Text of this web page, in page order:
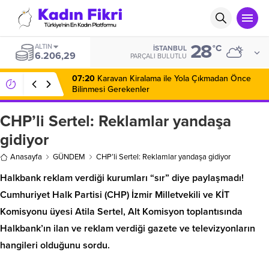
ALTIN
6.206,29
İSTANBUL
PARÇALI BULUTLU 28°C
07:20 Karavan Kiralama ile Yola Çıkmadan Önce
Bilinmesi Gerekenler
CHP’li Sertel: Reklamlar yandaşa
gidiyor
Anasayfa GÜNDEM CHP’li Sertel: Reklamlar yandaşa gidiyor
Halkbank reklam verdiği kurumları “sır” diye paylaşmadı!
Cumhuriyet Halk Partisi (CHP) İzmir Milletvekili ve KİT
Komisyonu üyesi Atila Sertel, Alt Komisyon toplantısında
Halkbank’ın ilan ve reklam verdiği gazete ve televizyonların
hangileri olduğunu sordu.